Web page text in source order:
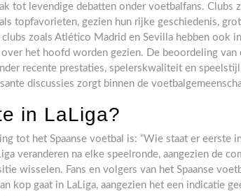
tot levendige debatten onder voetbalfans. Clubs
topfavorieten, gezien hun rijke geschiedenis,
zoals Atlético Madrid en Sevilla hebben ook
het hoofd worden gezien. De beoordeling van
recente prestaties, spelerskwaliteit en
discussies zorgt binnen de
in LaLiga?
tot het Spaanse voetbal is: “Wie staat er eerste
veranderen na elke speelronde, aangezien de
wisselen. Fans en volgers van het Spaanse
kop gaat in LaLiga, aangezien het een indicatie